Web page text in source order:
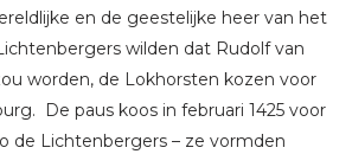
en de geestelijke heer van het
wilden dat Rudolf van
worden, de Lokhorsten kozen voor
De paus koos in februari 1425 voor
de Lichtenbergers – ze vormden